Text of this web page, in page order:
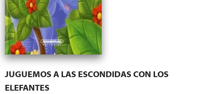
JUGUEMOS A LAS ESCONDIDAS CON LOS
ELEFANTES